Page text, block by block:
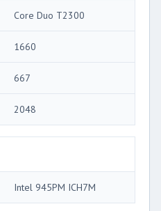
Core Duo T2300
1660
667
2048
Intel 945PM ICH7M